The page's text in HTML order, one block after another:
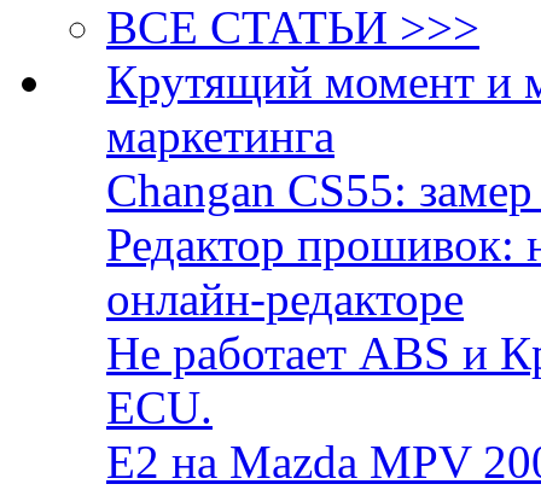
ВСЕ СТАТЬИ >>>
Крутящий момент и
маркетинга
Changan CS55:
Редактор прошивок:
онлайн-редакторе
Не работает ABS и
ECU.
E2 на Mazda MPV